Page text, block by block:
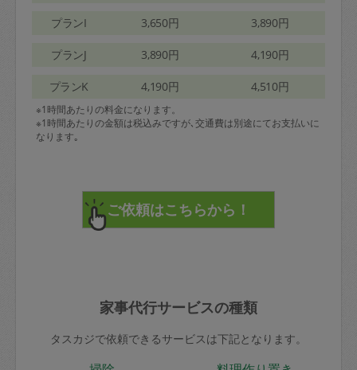
プランI 3,650円 3,890円
プランJ 3,890円 4,190円
プランK 4,190円 4,510円
※1時間あたりの料金になります。
※1時間あたりの金額は税込みですが､交通費は別途にてお支払いに
なります｡
家事代行サービスの種類
タスカジで依頼できるサービスは下記となります。